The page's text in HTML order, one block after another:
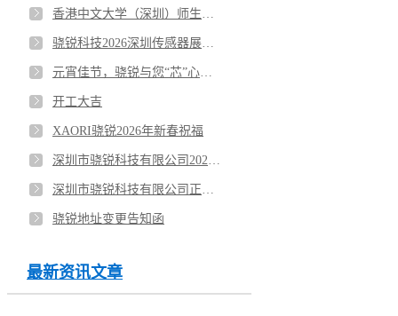
开工大吉
XAORI骁锐2026年新春祝福
骁锐地址变更告知函
最新资讯文章